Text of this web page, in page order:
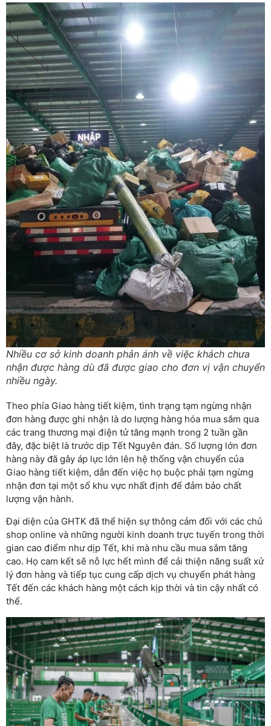
Nhiều cơ sở kinh doanh phản ánh về việc khách chưa
nhận được hàng dù đã được giao cho đơn vị vận chuyển
nhiều ngày.
Theo phía Giao hàng tiết kiệm, tình trạng tạm ngừng nhận
đơn hàng được ghi nhận là do lượng hàng hóa mua sắm qua
các trang thương mại điện tử tăng mạnh trong 2 tuần gần
đây, đặc biệt là trước dịp Tết Nguyên đán. Số lượng lớn đơn
hàng này đã gây áp lực lớn lên hệ thống vận chuyển của
Giao hàng tiết kiệm, dẫn đến việc họ buộc phải tạm ngừng
nhận đơn tại một số khu vực nhất định để đảm bảo chất
lượng vận hành.
Đại diện của GHTK đã thể hiện sự thông cảm đối với các chủ
shop online và những người kinh doanh trực tuyến trong thời
gian cao điểm như dịp Tết, khi mà nhu cầu mua sắm tăng
cao. Họ cam kết sẽ nỗ lực hết mình để cải thiện năng suất xử
lý đơn hàng và tiếp tục cung cấp dịch vụ chuyển phát hàng
Tết đến các khách hàng một cách kịp thời và tin cậy nhất có
thể.